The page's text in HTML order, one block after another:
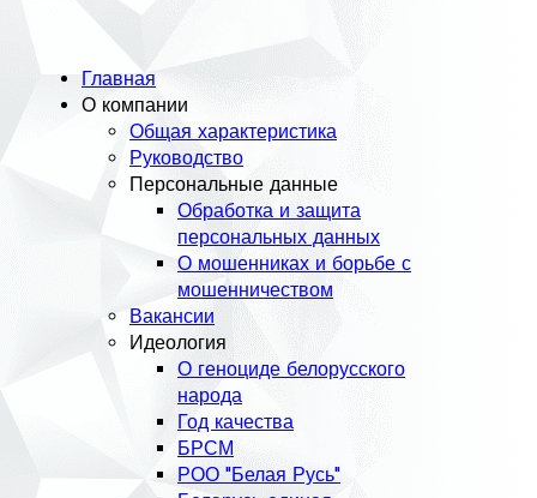
Главная
О компании
Общая характеристика
Руководство
Персональные данные
Обработка и защита
персональных данных
О мошенниках и борьбе с
мошенничеством
Вакансии
Идеология
О геноциде белорусского
народа
Год качества
БРСМ
РОО "Белая Русь"